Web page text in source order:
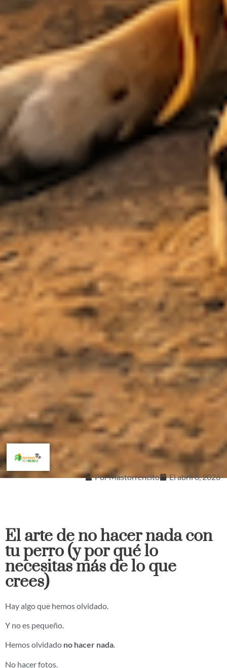
PorMastorrencito Elabril 8, 2026
El arte de no hacer nada con
tu perro (y por qué lo
necesitas más de lo que
crees)
Hay algo que hemos olvidado.
Y no es pequeño.
Hemos olvidado no hacer nada.
No hacer fotos.